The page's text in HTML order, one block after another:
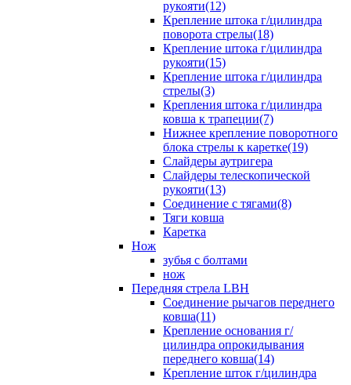
рукояти(12)
Крепление штока г/цилиндра
поворота стрелы(18)
Крепление штока г/цилиндра
рукояти(15)
Крепление штока г/цилиндра
стрелы(3)
Крепления штока г/цилиндра
ковша к трапеции(7)
Нижнее крепление поворотного
блока стрелы к каретке(19)
Слайдеры аутригера
Слайдеры телескопической
рукояти(13)
Соединение с тягами(8)
Тяги ковша
Каретка
Нож
зубья с болтами
нож
Передняя стрела LBH
Cоединение рычагов переднего
ковша(11)
Крепление основания г/
цилиндра опрокидывания
переднего ковша(14)
Крепление шток г/цилиндра